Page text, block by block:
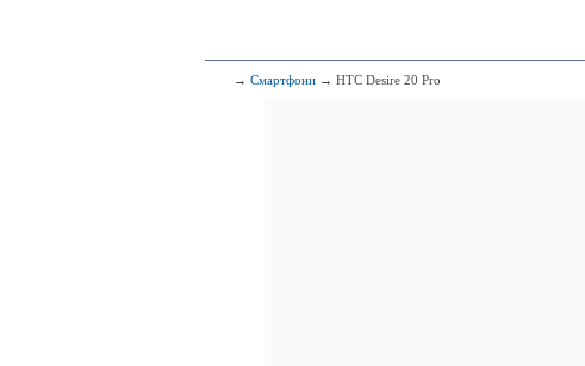
→ Смартфони → HTC Desire 20 Pro